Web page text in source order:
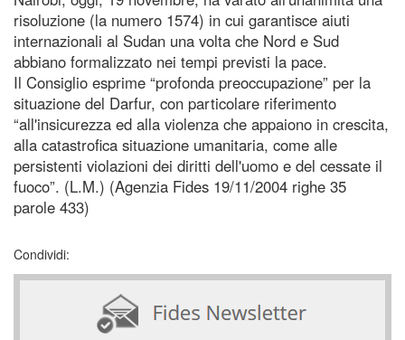
risoluzione (la numero 1574) in cui garantisce aiuti
internazionali al Sudan una volta che Nord e Sud
abbiano formalizzato nei tempi previsti la pace.
Il Consiglio esprime “profonda preoccupazione” per la
situazione del Darfur, con particolare riferimento
“all'insicurezza ed alla violenza che appaiono in crescita,
alla catastrofica situazione umanitaria, come alle
persistenti violazioni dei diritti dell'uomo e del cessate il
fuoco”. (L.M.) (Agenzia Fides 19/11/2004 righe 35
parole 433)
Condividi: